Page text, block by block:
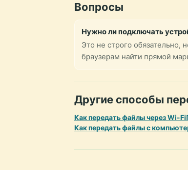
Вопросы
Нужно ли подключать
Это не строго обязательно,
браузерам найти прямой
Другие способы
Как передать файлы через Wi-Fi
Как передать файлы с